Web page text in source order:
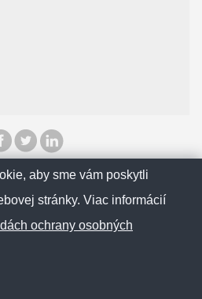
2025
osobných údajov
aby sme vám poskytli
stránky. Viac informácií
ochrany osobných